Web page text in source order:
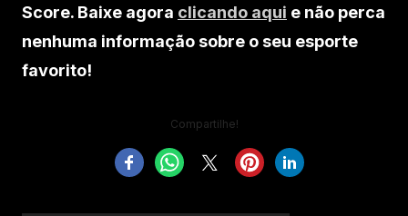
Score. Baixe agora clicando aqui e não perca
nenhuma informação sobre o seu esporte
favorito!
Compartilhe!